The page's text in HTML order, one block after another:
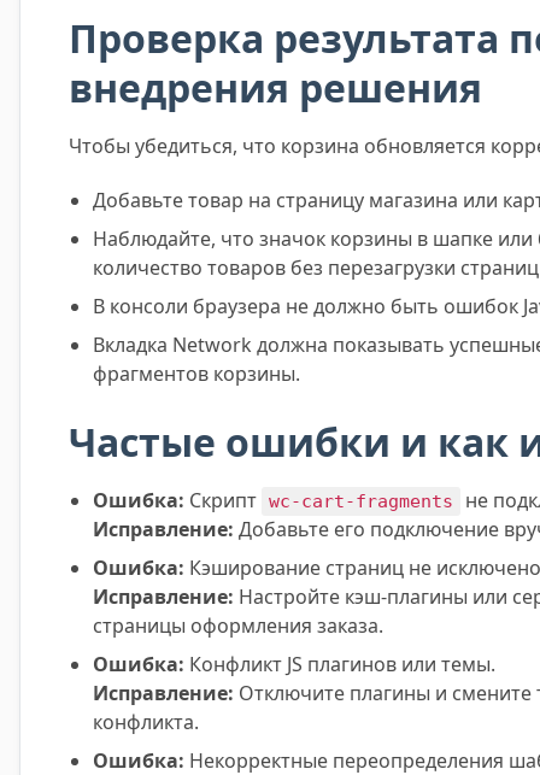
Проверка результата
внедрения решения
Чтобы убедиться, что корзина обновляется
Добавьте товар на страницу магазина или
Наблюдайте, что значок корзины в шапке или
количество товаров без перезагрузки
В консоли браузера не должно быть ошибок
Вкладка Network должна показывать
фрагментов корзины.
Частые ошибки и как
Ошибка: Скрипт wc-cart-fragments
не
Исправление: Добавьте его подключение
Ошибка: Кэширование страниц не
Исправление: Настройте кэш-плагины или
страницы оформления заказа.
Ошибка: Конфликт JS плагинов или темы.
Исправление: Отключите плагины и смените
конфликта.
Ошибка: Некорректные переопределения